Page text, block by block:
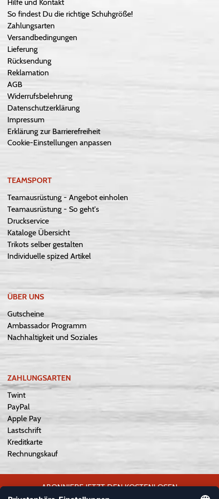
Hilfe und Kontakt
So findest Du die richtige Schuhgröße!
Zahlungsarten
Versandbedingungen
Lieferung
Rücksendung
Reklamation
AGB
Widerrufsbelehrung
Datenschutzerklärung
Impressum
Erklärung zur Barrierefreiheit
Cookie-Einstellungen anpassen
TEAMSPORT
Teamausrüstung - Angebot einholen
Teamausrüstung - So geht's
Druckservice
Kataloge Übersicht
Trikots selber gestalten
Individuelle spized Artikel
ÜBER UNS
Gutscheine
Ambassador Programm
Nachhaltigkeit und Soziales
ZAHLUNGSARTEN
Twint
PayPal
Apple Pay
Lastschrift
Kreditkarte
Rechnungskauf
ABONNIERE JETZT DEN KOSTENLOSEN